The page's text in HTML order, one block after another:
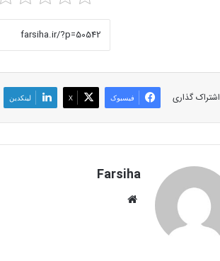
اشتراک گذاری فیسبوک X لینکدین
Farsiha